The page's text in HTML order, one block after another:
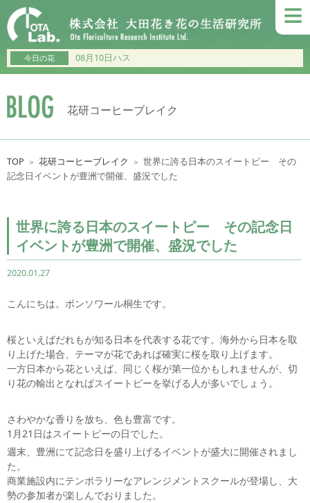
≡
今日の花 08月10日ハス
花研コーヒーブレイク
TOP ＞ 花研コーヒーブレイク ＞ 世界に誇る日本のスイートピー その
記念日イベントが豊洲で開催、盛況でした
世界に誇る日本のスイートピー その記念日
イベントが豊洲で開催、盛況でした
2020.01.27
こんにちは。ボンソワール桐生です。
桜といえばだれもが知る日本を代表する花です。海外から日本を取
り上げた場合、テーマが花であれば確実に桜を取り上げます。
一方日本から花といえば、同じく桜が第一位かもしれませんが、切
り花の輸出となればスイートピーを挙げる人が多いでしょう。
さわやかな香りを放ち、色も豊富です。
1月21日はスイートピーの日でした。
週末、豊洲にて記念日を盛り上げるイベントが盛大に開催されまし
た。
商業施設内にテンポラリーなアレンジメントスクールが登場し、大
勢の参加者が楽しんでおりました。